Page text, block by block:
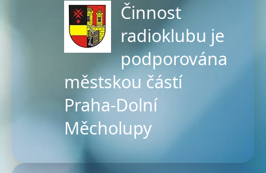
Činnost
radioklubu je
podporována
městskou částí
Praha-Dolní
Měcholupy